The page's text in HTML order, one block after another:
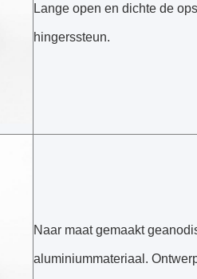
Lange open en dichte de
hingerssteun.
Naar maat gemaakt
aluminiummateriaal.